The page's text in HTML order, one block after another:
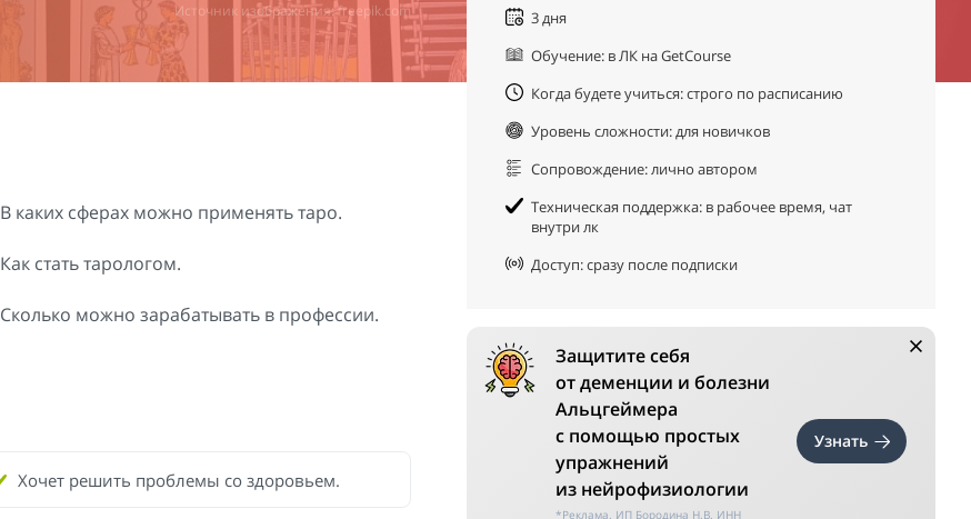
Источник изображения: freepik.com
3 дня
Обучение: в ЛК на GetCourse
Когда будете учиться: строго по расписанию
Уровень сложности: для новичков
Сопровождение: лично автором
Техническая поддержка: в рабочее время, чат
внутри лк
Доступ: сразу после подписки
Защитите себя
от деменции и болезни
Альцгеймера
с помощью простых
упражнений
из нейрофизиологии
*Реклама. ИП Бородина Н.В. ИНН
Узнать
В каких сферах можно применять таро.
Как стать тарологом.
Сколько можно зарабатывать в профессии.
Хочет решить проблемы со здоровьем.